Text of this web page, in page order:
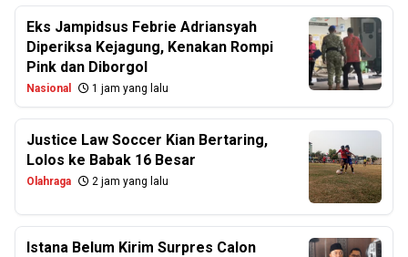
Eks Jampidsus Febrie Adriansyah
Diperiksa Kejagung, Kenakan Rompi
Pink dan Diborgol
Nasional 1 jam yang lalu
Justice Law Soccer Kian Bertaring,
Lolos ke Babak 16 Besar
Olahraga 2 jam yang lalu
Istana Belum Kirim Surpres Calon